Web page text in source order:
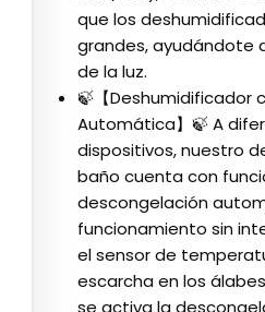
que los
grandes, ayudándote
de la luz.
🍃【Deshumidificador
Automática】🍃 A
dispositivos, nuestro
baño cuenta con
descongelación
funcionamiento sin
el sensor de
escarcha en los